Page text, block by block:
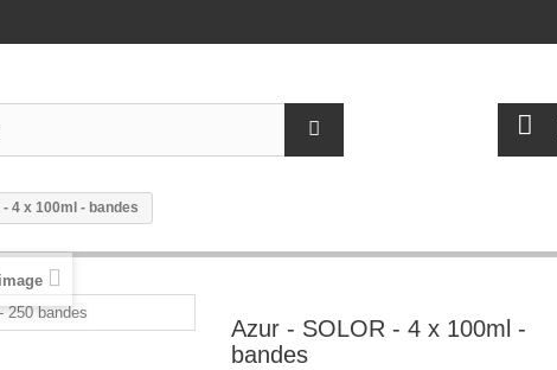
4 x 100ml - bandes
Azur - SOLOR - 4 x 100ml -
bandes